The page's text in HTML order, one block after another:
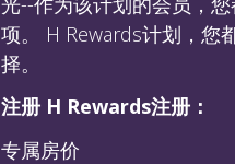
项。 H Rewards计划，您
择。
注册 H Rewards注册：
专属房价